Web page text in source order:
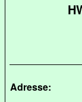
Adresse: